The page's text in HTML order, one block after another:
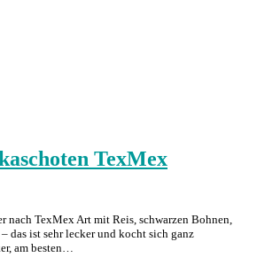
TexMex
nach TexMex Art mit Reis, schwarzen Bohnen,
das ist sehr lecker und kocht sich ganz
am besten…